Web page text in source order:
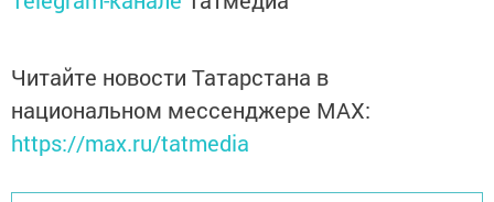
Читайте новости Татарстана в
национальном мессенджере MАХ:
https://max.ru/tatmedia